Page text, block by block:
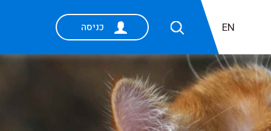
EN כניסה